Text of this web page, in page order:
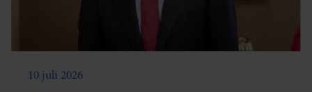
10 juli 2026